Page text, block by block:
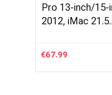
Pro 13-inch/15-
2012, iMac
€67.99